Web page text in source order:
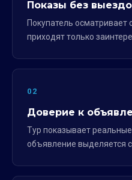
Показы без
Покупатель осматривает
приходят только
02
Доверие к
Тур показывает
объявление выделяется